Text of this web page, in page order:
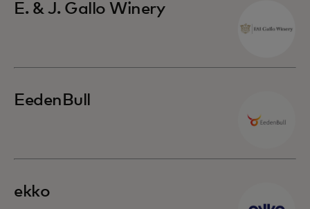
E. & J. Gallo Winery
EedenBull
ekko